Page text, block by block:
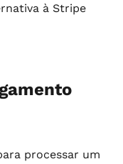
à Stripe
processar um